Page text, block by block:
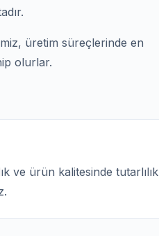
üretim süreçlerinde en
olurlar.
ve ürün kalitesinde tutarlılık